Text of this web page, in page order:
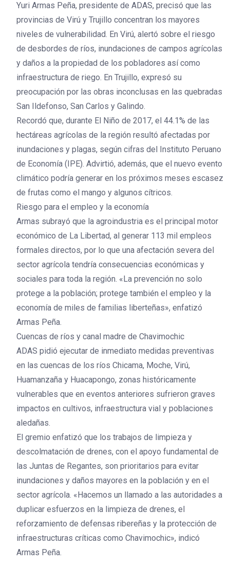
Yuri Armas Peña, presidente de ADAS, precisó que las
provincias de Virú y Trujillo concentran los mayores
niveles de vulnerabilidad. En Virú, alertó sobre el riesgo
de desbordes de ríos, inundaciones de campos agrícolas
y daños a la propiedad de los pobladores así como
infraestructura de riego. En Trujillo, expresó su
preocupación por las obras inconclusas en las quebradas
San Ildefonso, San Carlos y Galindo.
Recordó que, durante El Niño de 2017, el 44.1% de las
hectáreas agrícolas de la región resultó afectadas por
inundaciones y plagas, según cifras del Instituto Peruano
de Economía (IPE). Advirtió, además, que el nuevo evento
climático podría generar en los próximos meses escasez
de frutas como el mango y algunos cítricos.
Riesgo para el empleo y la economía
Armas subrayó que la agroindustria es el principal motor
económico de La Libertad, al generar 113 mil empleos
formales directos, por lo que una afectación severa del
sector agrícola tendría consecuencias económicas y
sociales para toda la región. «La prevención no solo
protege a la población; protege también el empleo y la
economía de miles de familias liberteñas», enfatizó
Armas Peña.
Cuencas de ríos y canal madre de Chavimochic
ADAS pidió ejecutar de inmediato medidas preventivas
en las cuencas de los ríos Chicama, Moche, Virú,
Huamanzaña y Huacapongo, zonas históricamente
vulnerables que en eventos anteriores sufrieron graves
impactos en cultivos, infraestructura vial y poblaciones
aledañas.
El gremio enfatizó que los trabajos de limpieza y
descolmatación de drenes, con el apoyo fundamental de
las Juntas de Regantes, son prioritarios para evitar
inundaciones y daños mayores en la población y en el
sector agrícola. «Hacemos un llamado a las autoridades a
duplicar esfuerzos en la limpieza de drenes, el
reforzamiento de defensas ribereñas y la protección de
infraestructuras críticas como Chavimochic», indicó
Armas Peña.